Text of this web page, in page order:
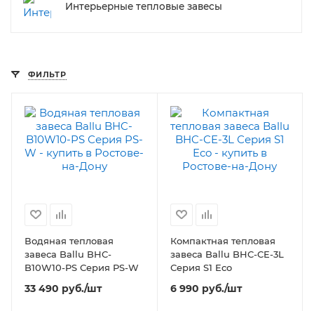
Интерьерные тепловые завесы
ФИЛЬТР
Водяная тепловая
завеса Ballu BHC-
B10W10-PS Серия PS-W
33 490 руб./шт
Компактная тепловая
завеса Ballu BHC-CE-3L
Серия S1 Eco
6 990 руб./шт